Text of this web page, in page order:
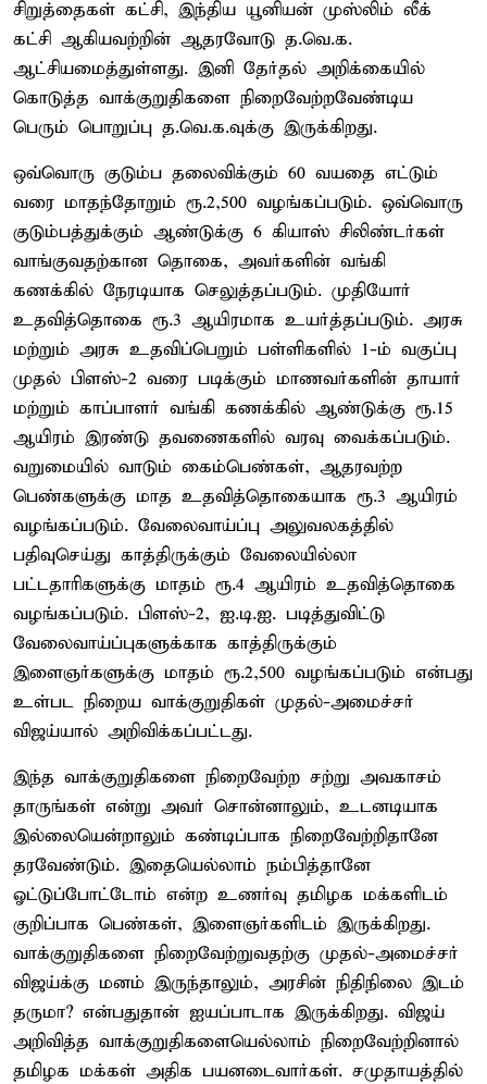
சிறுத்தைகள் கட்சி, இந்திய யூனியன் முஸ்லிம் லீக்
கட்சி ஆகியவற்றின் ஆதரவோடு த.வெ.க.
ஆட்சியமைத்துள்ளது. இனி தேர்தல் அறிக்கையில்
கொடுத்த வாக்குறுதிகளை நிறைவேற்றவேண்டிய
பெரும் பொறுப்பு த.வெ.க.வுக்கு இருக்கிறது.
ஒவ்வொரு குடும்ப தலைவிக்கும் 60 வயதை எட்டும்
வரை மாதந்தோறும் ரூ.2,500 வழங்கப்படும். ஒவ்வொரு
குடும்பத்துக்கும் ஆண்டுக்கு 6 கியாஸ் சிலிண்டர்கள்
வாங்குவதற்கான தொகை, அவர்களின் வங்கி
கணக்கில் நேரடியாக செலுத்தப்படும். முதியோர்
உதவித்தொகை ரூ.3 ஆயிரமாக உயர்த்தப்படும். அரசு
மற்றும் அரசு உதவிப்பெறும் பள்ளிகளில் 1-ம் வகுப்பு
முதல் பிளஸ்-2 வரை படிக்கும் மாணவர்களின் தாயார்
மற்றும் காப்பாளர் வங்கி கணக்கில் ஆண்டுக்கு ரூ.15
ஆயிரம் இரண்டு தவணைகளில் வரவு வைக்கப்படும்.
வறுமையில் வாடும் கைம்பெண்கள், ஆதரவற்ற
பெண்களுக்கு மாத உதவித்தொகையாக ரூ.3 ஆயிரம்
வழங்கப்படும். வேலைவாய்ப்பு அலுவலகத்தில்
பதிவுசெய்து காத்திருக்கும் வேலையில்லா
பட்டதாரிகளுக்கு மாதம் ரூ.4 ஆயிரம் உதவித்தொகை
வழங்கப்படும். பிளஸ்-2, ஐ.டி.ஐ. படித்துவிட்டு
வேலைவாய்ப்புகளுக்காக காத்திருக்கும்
இளைஞர்களுக்கு மாதம் ரூ.2,500 வழங்கப்படும் என்பது
உள்பட நிறைய வாக்குறுதிகள் முதல்-அமைச்சர்
விஜய்யால் அறிவிக்கப்பட்டது.
இந்த வாக்குறுதிகளை நிறைவேற்ற சற்று அவகாசம்
தாருங்கள் என்று அவர் சொன்னாலும், உடனடியாக
இல்லையென்றாலும் கண்டிப்பாக நிறைவேற்றிதானே
தரவேண்டும். இதையெல்லாம் நம்பித்தானே
ஓட்டுப்போட்டோம் என்ற உணர்வு தமிழக மக்களிடம்
குறிப்பாக பெண்கள், இளைஞர்களிடம் இருக்கிறது.
வாக்குறுதிகளை நிறைவேற்றுவதற்கு முதல்-அமைச்சர்
விஜய்க்கு மனம் இருந்தாலும், அரசின் நிதிநிலை இடம்
தருமா? என்பதுதான் ஐயப்பாடாக இருக்கிறது. விஜய்
அறிவித்த வாக்குறுதிகளையெல்லாம் நிறைவேற்றினால்
தமிழக மக்கள் அதிக பயனடைவார்கள். சமுதாயத்தில்